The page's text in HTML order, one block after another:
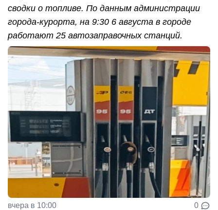
сводки о топливе. По данным администрации
города-курорта, на 9:30 6 августа в городе
работают 25 автозаправочных станций.
вчера в 10:00 0